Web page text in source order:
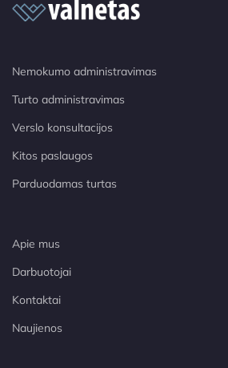
Nemokumo administravimas
Turto administravimas
Verslo konsultacijos
Kitos paslaugos
Parduodamas turtas
Apie mus
Darbuotojai
Kontaktai
Naujienos